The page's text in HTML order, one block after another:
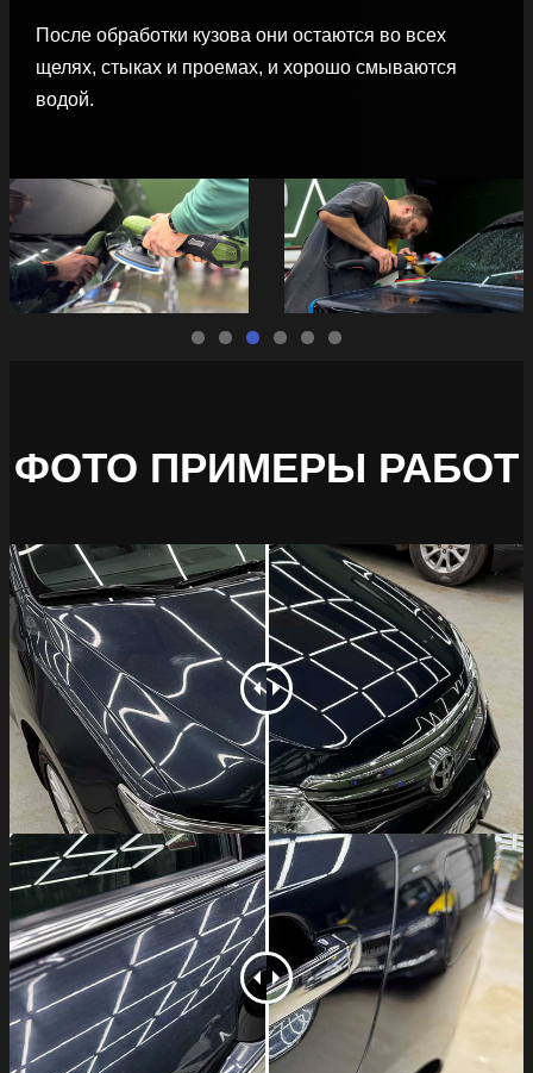
После обработки кузова они остаются во всех
щелях, стыках и проемах, и хорошо смываются
водой.
ФОТО ПРИМЕРЫ РАБОТ